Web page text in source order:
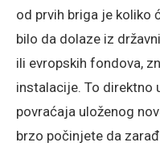
od prvih briga je koliko
bilo da dolaze iz
ili evropskih fondova,
instalacije. To direktno
povraćaja uloženog
brzo počinjete da